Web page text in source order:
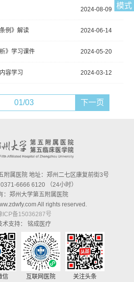
模式
2024-08-09
例》解读 2024-06-14
》学习课件 2024-05-20
容学习 2024-03-12
01/03 下一页
信 互联网医院 关注头条
附属医院 地址：郑州二七区康复前街3号
6666 6120 （24小时）
：郑州大学第五附属医院
All rights reserved.
ICP备15036287号
术支持：铭成医疗